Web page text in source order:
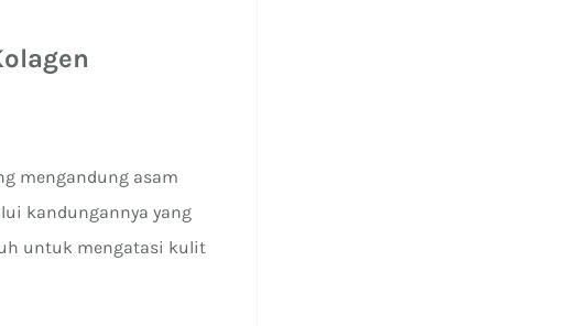
mengandung asam
kandungannya yang
untuk mengatasi kulit